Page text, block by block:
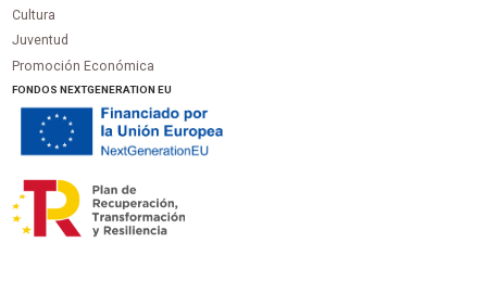
Cultura
Juventud
Promoción Económica
FONDOS NEXTGENERATION EU